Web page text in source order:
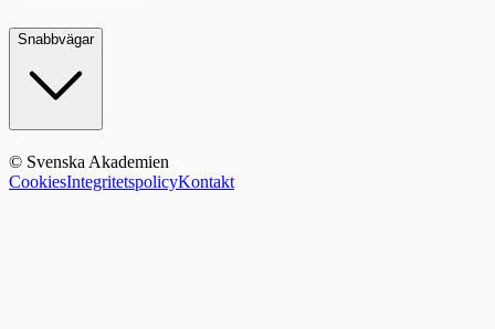
Snabbvägar
© Svenska Akademien
CookiesIntegritetspolicyKontakt